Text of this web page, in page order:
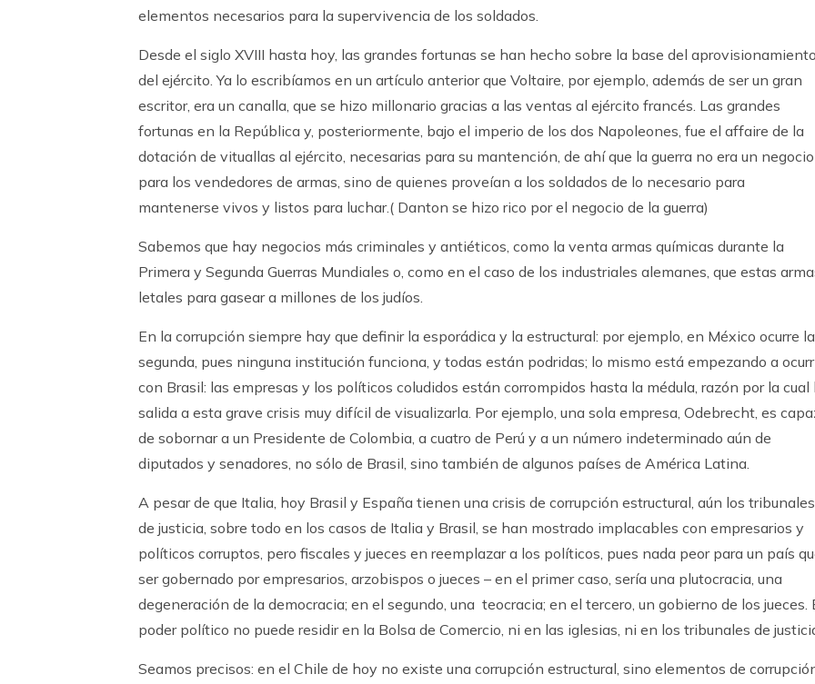
elementos necesarios para la supervivencia de los soldados.
Desde el siglo XVIII hasta hoy, las grandes fortunas se han hecho sobre la base del aprovisionamiento
del ejército. Ya lo escribíamos en un artículo anterior que Voltaire, por ejemplo, además de ser un gran
escritor, era un canalla, que se hizo millonario gracias a las ventas al ejército francés. Las grandes
fortunas en la República y, posteriormente, bajo el imperio de los dos Napoleones, fue el affaire de la
dotación de vituallas al ejército, necesarias para su mantención, de ahí que la guerra no era un negocio
para los vendedores de armas, sino de quienes proveían a los soldados de lo necesario para
mantenerse vivos y listos para luchar.( Danton se hizo rico por el negocio de la guerra)
Sabemos que hay negocios más criminales y antiéticos, como la venta armas químicas durante la
Primera y Segunda Guerras Mundiales o, como en el caso de los industriales alemanes, que estas
letales para gasear a millones de los judíos.
En la corrupción siempre hay que definir la esporádica y la estructural: por ejemplo, en México ocurre la
segunda, pues ninguna institución funciona, y todas están podridas; lo mismo está empezando a
con Brasil: las empresas y los políticos coludidos están corrompidos hasta la médula, razón por la cual
salida a esta grave crisis muy difícil de visualizarla. Por ejemplo, una sola empresa, Odebrecht, es
de sobornar a un Presidente de Colombia, a cuatro de Perú y a un número indeterminado aún de
diputados y senadores, no sólo de Brasil, sino también de algunos países de América Latina.
A pesar de que Italia, hoy Brasil y España tienen una crisis de corrupción estructural, aún los tribunales
de justicia, sobre todo en los casos de Italia y Brasil, se han mostrado implacables con empresarios y
políticos corruptos, pero fiscales y jueces en reemplazar a los políticos, pues nada peor para un país
ser gobernado por empresarios, arzobispos o jueces – en el primer caso, sería una plutocracia, una
degeneración de la democracia; en el segundo, una teocracia; en el tercero, un gobierno de los jueces.
poder político no puede residir en la Bolsa de Comercio, ni en las iglesias, ni en los tribunales de
Seamos precisos: en el Chile de hoy no existe una corrupción estructural, sino elementos de